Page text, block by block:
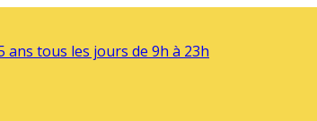
tous les jours de 9h à 23h